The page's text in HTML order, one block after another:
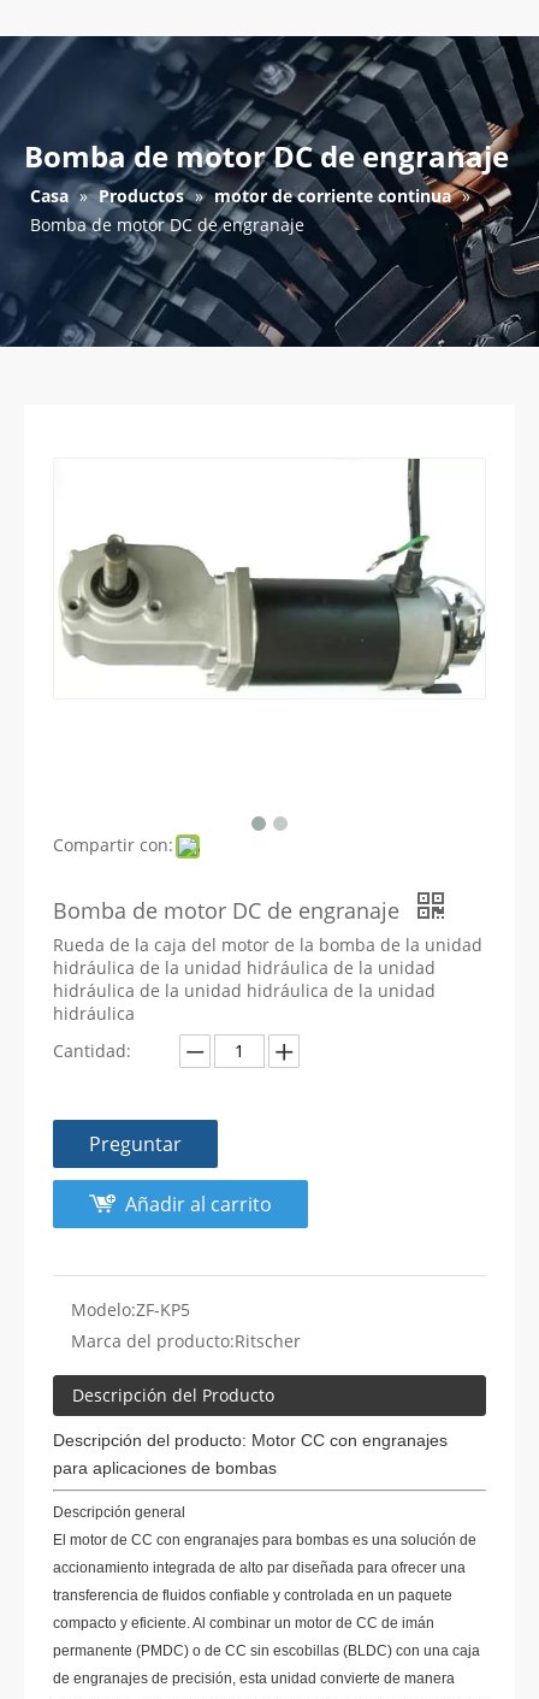
Bomba de motor DC de engranaje
Casa » Productos » motor de corriente continua »
Bomba de motor DC de engranaje
Compartir con:
Bomba de motor DC de engranaje
Rueda de la caja del motor de la bomba de la unidad
hidráulica de la unidad hidráulica de la unidad
hidráulica de la unidad hidráulica de la unidad
hidráulica
Cantidad:
Preguntar
Añadir al carrito
Modelo:ZF-KP5
Marca del producto:Ritscher
Descripción del Producto
Descripción del producto: Motor CC con engranajes
para aplicaciones de bombas
Descripción general
El motor de CC con engranajes para bombas es una solución de
accionamiento integrada de alto par diseñada para ofrecer una
transferencia de fluidos confiable y controlada en un paquete
compacto y eficiente. Al combinar un motor de CC de imán
permanente (PMDC) o de CC sin escobillas (BLDC) con una caja
de engranajes de precisión, esta unidad convierte de manera